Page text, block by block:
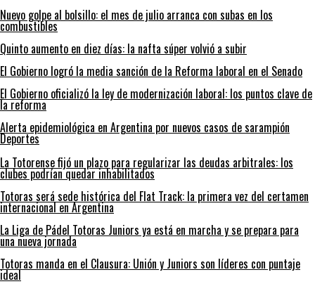
Nuevo golpe al bolsillo: el mes de julio arranca con subas en los
combustibles
Quinto aumento en diez días: la nafta súper volvió a subir
El Gobierno logró la media sanción de la Reforma laboral en el Senado
El Gobierno oficializó la ley de modernización laboral: los puntos clave de
la reforma
Alerta epidemiológica en Argentina por nuevos casos de sarampión
Deportes
La Totorense fijó un plazo para regularizar las deudas arbitrales: los
clubes podrían quedar inhabilitados
Totoras será sede histórica del Flat Track: la primera vez del certamen
internacional en Argentina
La Liga de Pádel Totoras Juniors ya está en marcha y se prepara para
una nueva jornada
Totoras manda en el Clausura: Unión y Juniors son líderes con puntaje
ideal